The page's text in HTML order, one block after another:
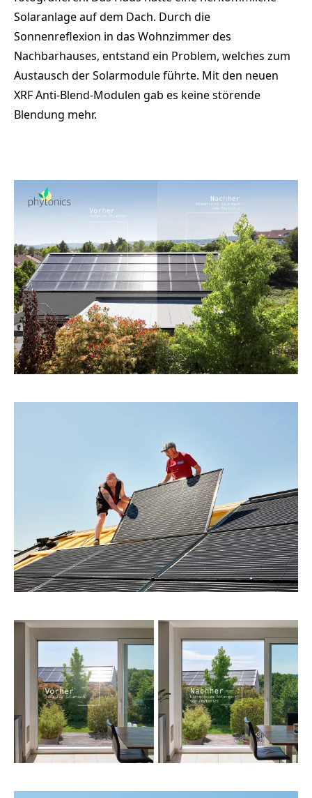
Solaranlage auf dem Dach. Durch die
Sonnenreflexion in das Wohnzimmer des
Nachbarhauses, entstand ein Problem, welches zum
Austausch der Solarmodule führte. Mit den neuen
XRF Anti-Blend-Modulen gab es keine störende
Blendung mehr.